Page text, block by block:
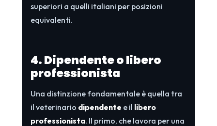
superiori a quelli italiani per posizioni
equivalenti.
4. Dipendente o libero
professionista
Una distinzione fondamentale è quella tra
il veterinario dipendente e il libero
professionista. Il primo, che lavora per una